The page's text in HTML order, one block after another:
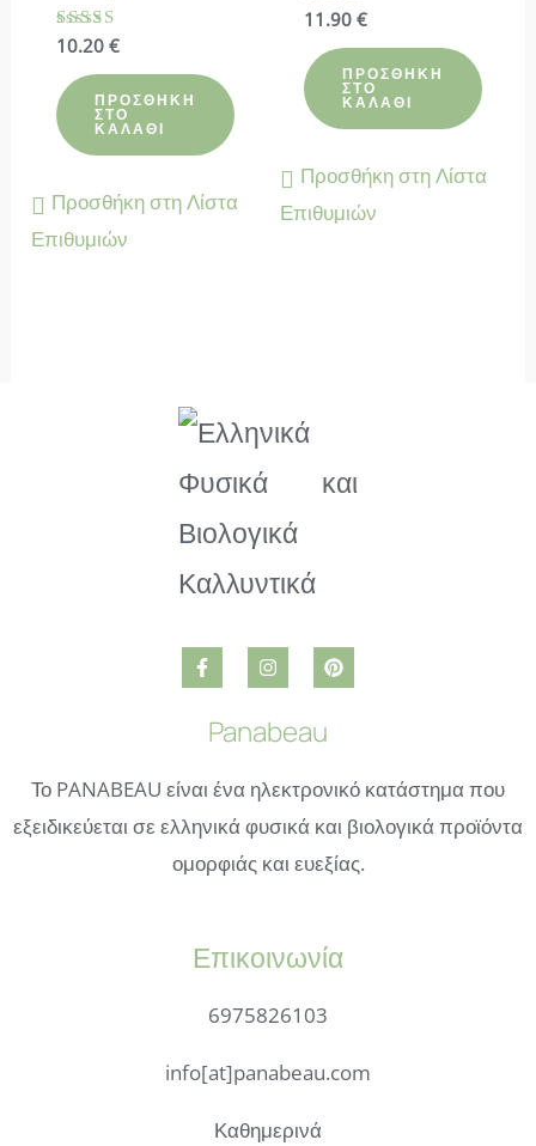
Βαθμολογήθηκε
4.57
από 5
10.20 €
ΠΡΟΣΘΉΚΗ
ΣΤΟ
ΚΑΛΆΘΙ
Προσθήκη στη Λίστα
Επιθυμιών
Βαθμολογήθηκε
4.80
από 5
11.90€
ΠΡΟΣΘΉΚΗ
ΣΤΟ
ΚΑΛΆΘΙ
Προσθήκη στη Λίστα
Επιθυμιών
Panabeau
Το PANABEAU είναι ένα ηλεκτρονικό κατάστημα που
εξειδικεύεται σε ελληνικά φυσικά και βιολογικά προϊόντα
ομορφιάς και ευεξίας.
Επικοινωνία
6975826103
info[at]panabeau.com
Καθημερινά